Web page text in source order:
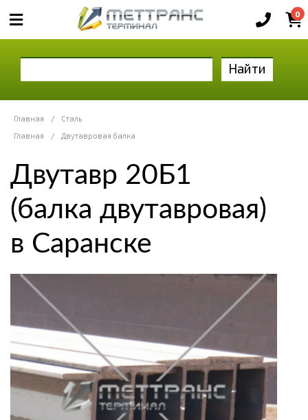
0
Найти
Главная /
Сталь
Главная
/ Двутавровая балка
Двутавр 20Б1
(балка двутавровая)
в Саранске